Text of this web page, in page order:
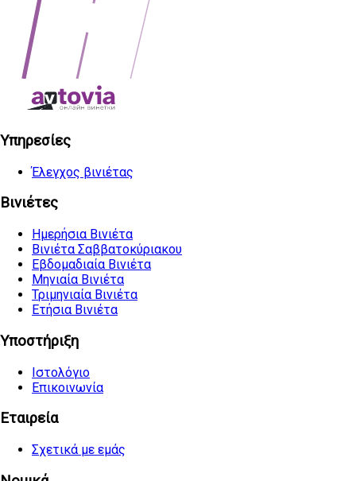
Υπηρεσίες
Έλεγχος βινιέτας
Βινιέτες
Ημερήσια Βινιέτα
Βινιέτα Σαββατοκύριακου
Εβδομαδιαία Βινιέτα
Μηνιαία Βινιέτα
Τριμηνιαία Βινιέτα
Ετήσια Βινιέτα
Υποστήριξη
Ιστολόγιο
Επικοινωνία
Εταιρεία
Σχετικά με εμάς